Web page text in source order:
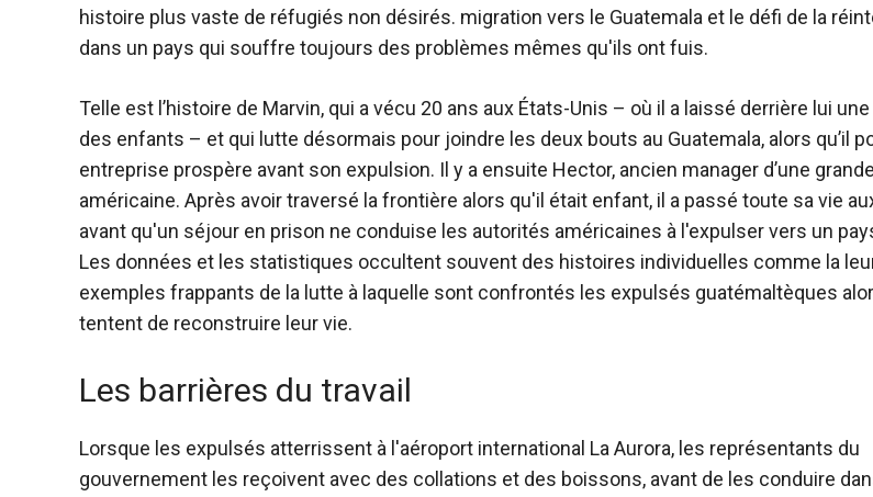
histoire plus vaste de réfugiés non désirés. migration vers le Guatemala et le défi de la
dans un pays qui souffre toujours des problèmes mêmes qu'ils ont fuis.
Telle est l’histoire de Marvin, qui a vécu 20 ans aux États-Unis – où il a laissé derrière lui
des enfants – et qui lutte désormais pour joindre les deux bouts au Guatemala, alors qu’il
entreprise prospère avant son expulsion. Il y a ensuite Hector, ancien manager d’une
américaine. Après avoir traversé la frontière alors qu'il était enfant, il a passé toute sa vie
avant qu'un séjour en prison ne conduise les autorités américaines à l'expulser vers un
Les données et les statistiques occultent souvent des histoires individuelles comme la
exemples frappants de la lutte à laquelle sont confrontés les expulsés guatémaltèques
tentent de reconstruire leur vie.
Les barrières du travail
Lorsque les expulsés atterrissent à l'aéroport international La Aurora, les représentants du
gouvernement les reçoivent avec des collations et des boissons, avant de les conduire